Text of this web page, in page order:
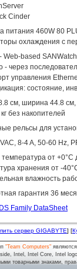
Cinder
питания 460W 80
охлаждения с
Web-based
- через
управления
состояние,
см, ширина 44.8 см,
без накопителей
рельсы для
8-4 A, 50-60 Hz,
от +0°C
хранения от -
влажность
гарантия 36
Family DataSheet
сервер GIGABYTE] [
"Team Computers"
Intel, Intel Core, Intel
товарными знаками,